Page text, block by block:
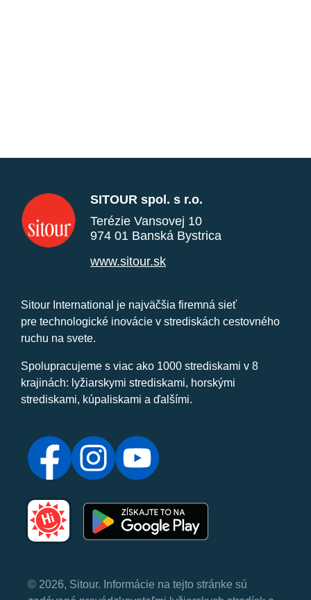
SITOUR spol. s r.o.
Terézie Vansovej 10
974 01 Banská Bystrica
www.sitour.sk
Sitour International je najväčšia firemná sieť
pre technologické inovácie v strediskách cestovného
ruchu na svete.
Spolupracujeme s viac ako 1000 strediskami v 8
krajinách: lyžiarskymi strediskami, horskými
strediskami, kúpaliskami a ďalšími.
© 2026, Sitour. Informácie na tejto stránke sú